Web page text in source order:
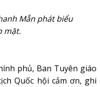
Mẫn phát biểu
mặt.
phủ, Ban Tuyên giáo
Quốc hội cảm ơn, ghi